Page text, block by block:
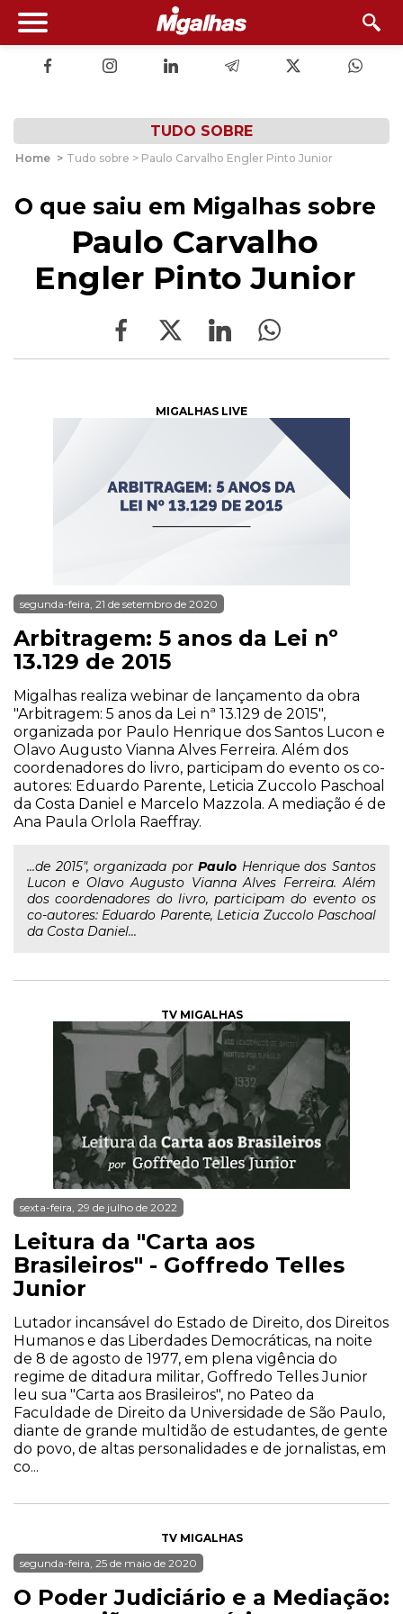
TUDO SOBRE
Home > Tudo sobre > Paulo Carvalho Engler Pinto Junior
O que saiu em Migalhas sobre
Paulo Carvalho
Engler Pinto Junior
MIGALHAS LIVE
segunda-feira, 21 de setembro de 2020
Arbitragem: 5 anos da Lei nº
13.129 de 2015
Migalhas realiza webinar de lançamento da obra
"Arbitragem: 5 anos da Lei nª 13.129 de 2015",
organizada por Paulo Henrique dos Santos Lucon e
Olavo Augusto Vianna Alves Ferreira. Além dos
coordenadores do livro, participam do evento os co-
autores: Eduardo Parente, Leticia Zuccolo Paschoal
da Costa Daniel e Marcelo Mazzola. A mediação é de
Ana Paula Orlola Raeffray.
...de 2015", organizada porPaulo Henrique dos Santos
Lucon e Olavo Augusto Vianna Alves Ferreira. Além
dos coordenadores do livro, participam do evento os
co-autores: Eduardo Parente, Leticia Zuccolo Paschoal
da Costa Daniel...
TV MIGALHAS
sexta-feira, 29 de julho de 2022
Leitura da "Carta aos
Brasileiros" - Goffredo Telles
Junior
Lutador incansável do Estado de Direito, dos Direitos
Humanos e das Liberdades Democráticas, na noite
de 8 de agosto de 1977, em plena vigência do
regime de ditadura militar, Goffredo Telles Junior
leu sua "Carta aos Brasileiros", no Pateo da
Faculdade de Direito da Universidade de São Paulo,
diante de grande multidão de estudantes, de gente
do povo, de altas personalidades e de jornalistas, em
co...
TV MIGALHAS
segunda-feira, 25 de maio de 2020
O Poder Judiciário e a Mediação: